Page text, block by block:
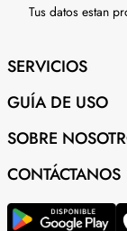
Tus datos estan
SERVICIOS
GUÍA DE USO
SOBRE
CONTÁCTANOS